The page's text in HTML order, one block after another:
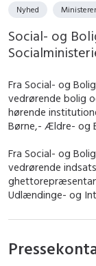
Nyhed
Social- og
Fra Social- og
vedrørende bolig
hørende
Børne,- Ældre- og
Fra Social- og
vedrørende
Udlændinge- og